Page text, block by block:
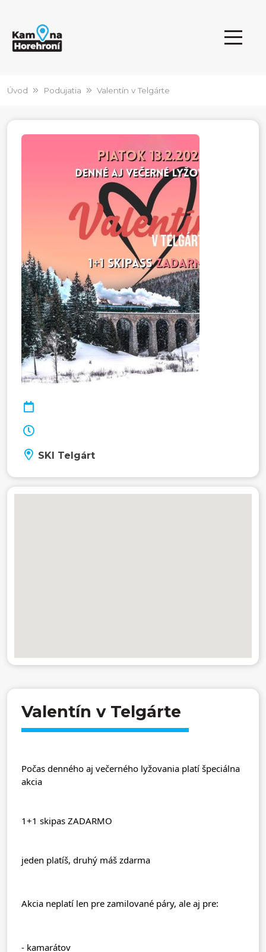
Úvod Podujatia Valentín v Telgárte
SKI Telgárt
Valentín v Telgárte
Počas denného aj večerného lyžovania platí špeciálna
akcia
1+1 skipas ZADARMO
jeden platíš, druhý máš zdarma
Akcia neplatí len pre zamilované páry, ale aj pre:
- kamarátov